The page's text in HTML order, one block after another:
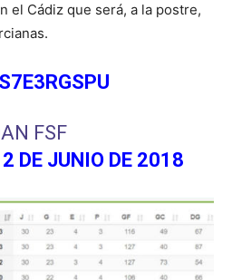
el Cádiz que será, a la postre,
FSF
2 DE JUNIO DE 2018